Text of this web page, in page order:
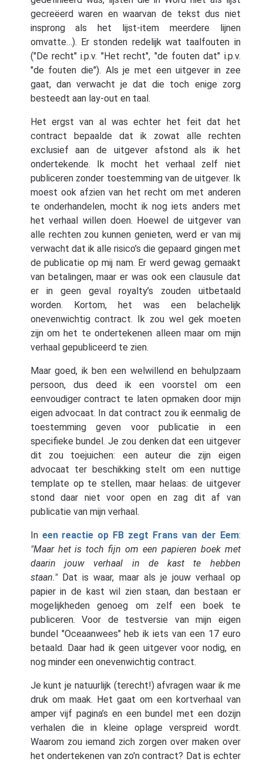
gecreëerd waren en waarvan de tekst dus niet
insprong als het lijst-item meerdere lijnen
omvatte…). Er stonden redelijk wat taalfouten in
("De recht" i.p.v. "Het recht", "de fouten dat" i.p.v.
"de fouten die"). Als je met een uitgever in zee
gaat, dan verwacht je dat die toch enige zorg
besteedt aan lay-out en taal.
Het ergst van al was echter het feit dat het
contract bepaalde dat ik zowat alle rechten
exclusief aan de uitgever afstond als ik het
ondertekende. Ik mocht het verhaal zelf niet
publiceren zonder toestemming van de uitgever. Ik
moest ook afzien van het recht om met anderen
te onderhandelen, mocht ik nog iets anders met
het verhaal willen doen. Hoewel de uitgever van
alle rechten zou kunnen genieten, werd er van mij
verwacht dat ik alle risico’s die gepaard gingen met
de publicatie op mij nam. Er werd gewag gemaakt
van betalingen, maar er was ook een clausule dat
er in geen geval royalty’s zouden uitbetaald
worden. Kortom, het was een belachelijk
onevenwichtig contract. Ik zou wel gek moeten
zijn om het te ondertekenen alleen maar om mijn
verhaal gepubliceerd te zien.
Maar goed, ik ben een welwillend en behulpzaam
persoon, dus deed ik een voorstel om een
eenvoudiger contract te laten opmaken door mijn
eigen advocaat. In dat contract zou ik eenmalig de
toestemming geven voor publicatie in een
specifieke bundel. Je zou denken dat een uitgever
dit zou toejuichen: een auteur die zijn eigen
advocaat ter beschikking stelt om een nuttige
template op te stellen, maar helaas: de uitgever
stond daar niet voor open en zag dit af van
publicatie van mijn verhaal.
In een reactie op FB zegt Frans van der Eem:
"Maar het is toch fijn om een papieren boek met
daarin jouw verhaal in de kast te hebben
staan."Dat is waar, maar als je jouw verhaal op
papier in de kast wil zien staan, dan bestaan er
mogelijkheden genoeg om zelf een boek te
publiceren. Voor de testversie van mijn eigen
bundel "Oceaanwees" heb ik iets van een 17 euro
betaald. Daar had ik geen uitgever voor nodig, en
nog minder een onevenwichtig contract.
Je kunt je natuurlijk (terecht!) afvragen waar ik me
druk om maak. Het gaat om een kortverhaal van
amper vijf pagina’s en een bundel met een dozijn
verhalen die in kleine oplage verspreid wordt.
Waarom zou iemand zich zorgen over maken over
het ondertekenen van zo'n contract? Dat is echter